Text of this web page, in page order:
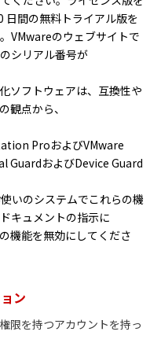
日間の無料トライアル版を
VMwareのウェブサイトで
シリアル番号が
ソフトウェアは、互換性や
観点から、
ProおよびVMware
GuardおよびDevice Guard
いのシステムでこれらの機
キュメントの指示に
機能を無効にしてくださ
ン
限を持つアカウントを持っ